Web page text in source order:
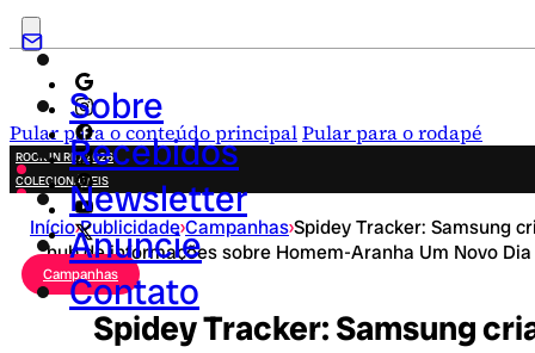
Pular para o conteúdo principalPular para o rodapé
Sobre
Recebidos
Newsletter
Anuncie
Contato
ROCK IN RIO 2026
COLECIONÁVEIS
FESTA JUNINA
NOVIDADES
CAMPANHAS CRIATIVAS
Início›Publicidade›Campanhas›Spidey Tracker: Samsung
hub de informações sobre Homem-Aranha Um Novo Dia
Campanhas
Spidey Tracker: Samsung